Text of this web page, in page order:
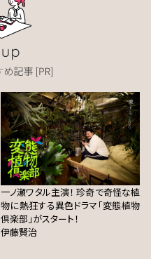
一ノ瀬ワタル主演！ 珍奇で奇怪な植
物に熱狂する異色ドラマ「変態植物
倶楽部」がスタート！
伊藤賢治